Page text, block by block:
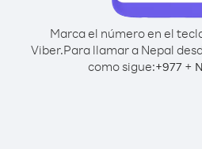
Marca el número en el
Viber.Para llamar a Nepal
como sigue:+977+